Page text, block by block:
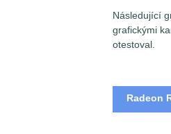
Následující
grafickými
otestoval.
Radeon